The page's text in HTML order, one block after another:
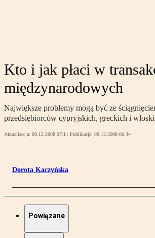
Kto i jak płaci w
międzynarodowych
Największe problemy mogą być ze
przedsiębiorców cypryjskich, greckich i
Aktualizacja: 09.12.2008 07:11 Publikacja: 09.12.2008 06:34
Dorota Kaczyńska
Powiązane